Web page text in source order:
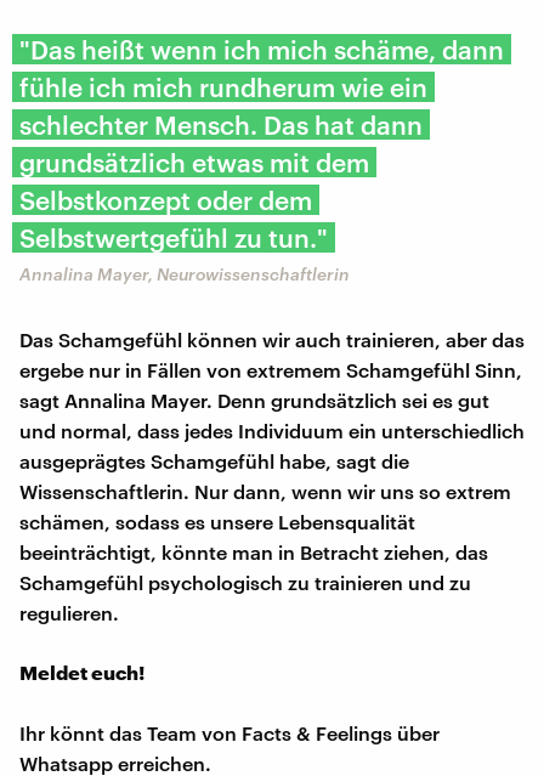
"Das heißt wenn ich mich schäme, dann
fühle ich mich rundherum wie ein
schlechter Mensch. Das hat dann
grundsätzlich etwas mit dem
Selbstkonzept oder dem
Selbstwertgefühl zu tun."
Annalina Mayer, Neurowissenschaftlerin
Das Schamgefühl können wir auch trainieren, aber das
ergebe nur in Fällen von extremem Schamgefühl Sinn,
sagt Annalina Mayer. Denn grundsätzlich sei es gut
und normal, dass jedes Individuum ein unterschiedlich
ausgeprägtes Schamgefühl habe, sagt die
Wissenschaftlerin. Nur dann, wenn wir uns so extrem
schämen, sodass es unsere Lebensqualität
beeinträchtigt, könnte man in Betracht ziehen, das
Schamgefühl psychologisch zu trainieren und zu
regulieren.
Meldet euch!
Ihr könnt das Team von Facts & Feelings über
Whatsapp erreichen.